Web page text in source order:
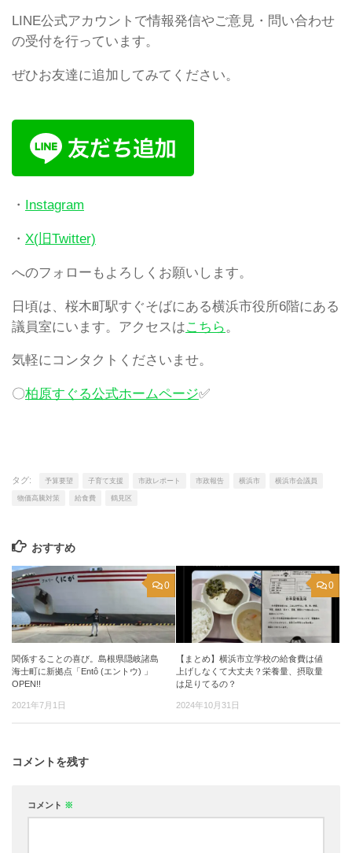
LINE公式アカウントで情報発信やご意見・問い合わせ
の受付を行っています。
ぜひお友達に追加してみてください。
・ Instagram
・ X(旧Twitter)
へのフォローもよろしくお願いします。
日頃は、桜木町駅すぐそばにある横浜市役所6階にある
議員室にいます。アクセスはこちら 。
気軽にコンタクトくださいませ。
〇柏原すぐる公式ホームページ✅
タグ: 予算要望 子育て支援 市政レポート 市政報告 横浜市 横浜市会議員
物価高騰対策 給食費 鶴見区
おすすめ
0
関係することの喜び。島根県隠岐諸島
海士町に新拠点「Entô (エントウ) 」
OPEN!!
2021年7月1日
0
【まとめ】横浜市立学校の給食費は値
上げしなくて大丈夫？栄養量、摂取量
は足りてるの？
2024年10月31日
コメントを残す
コメント ※